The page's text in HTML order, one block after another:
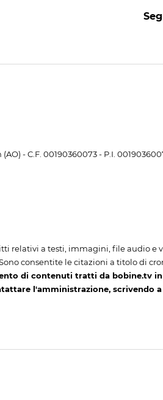
- C.F. 00190360073 - P.I.
relativi a testi, immagini, file audio e
consentite le citazioni a titolo di
di contenuti tratti da bobine.tv in
l'amministrazione, scrivendo